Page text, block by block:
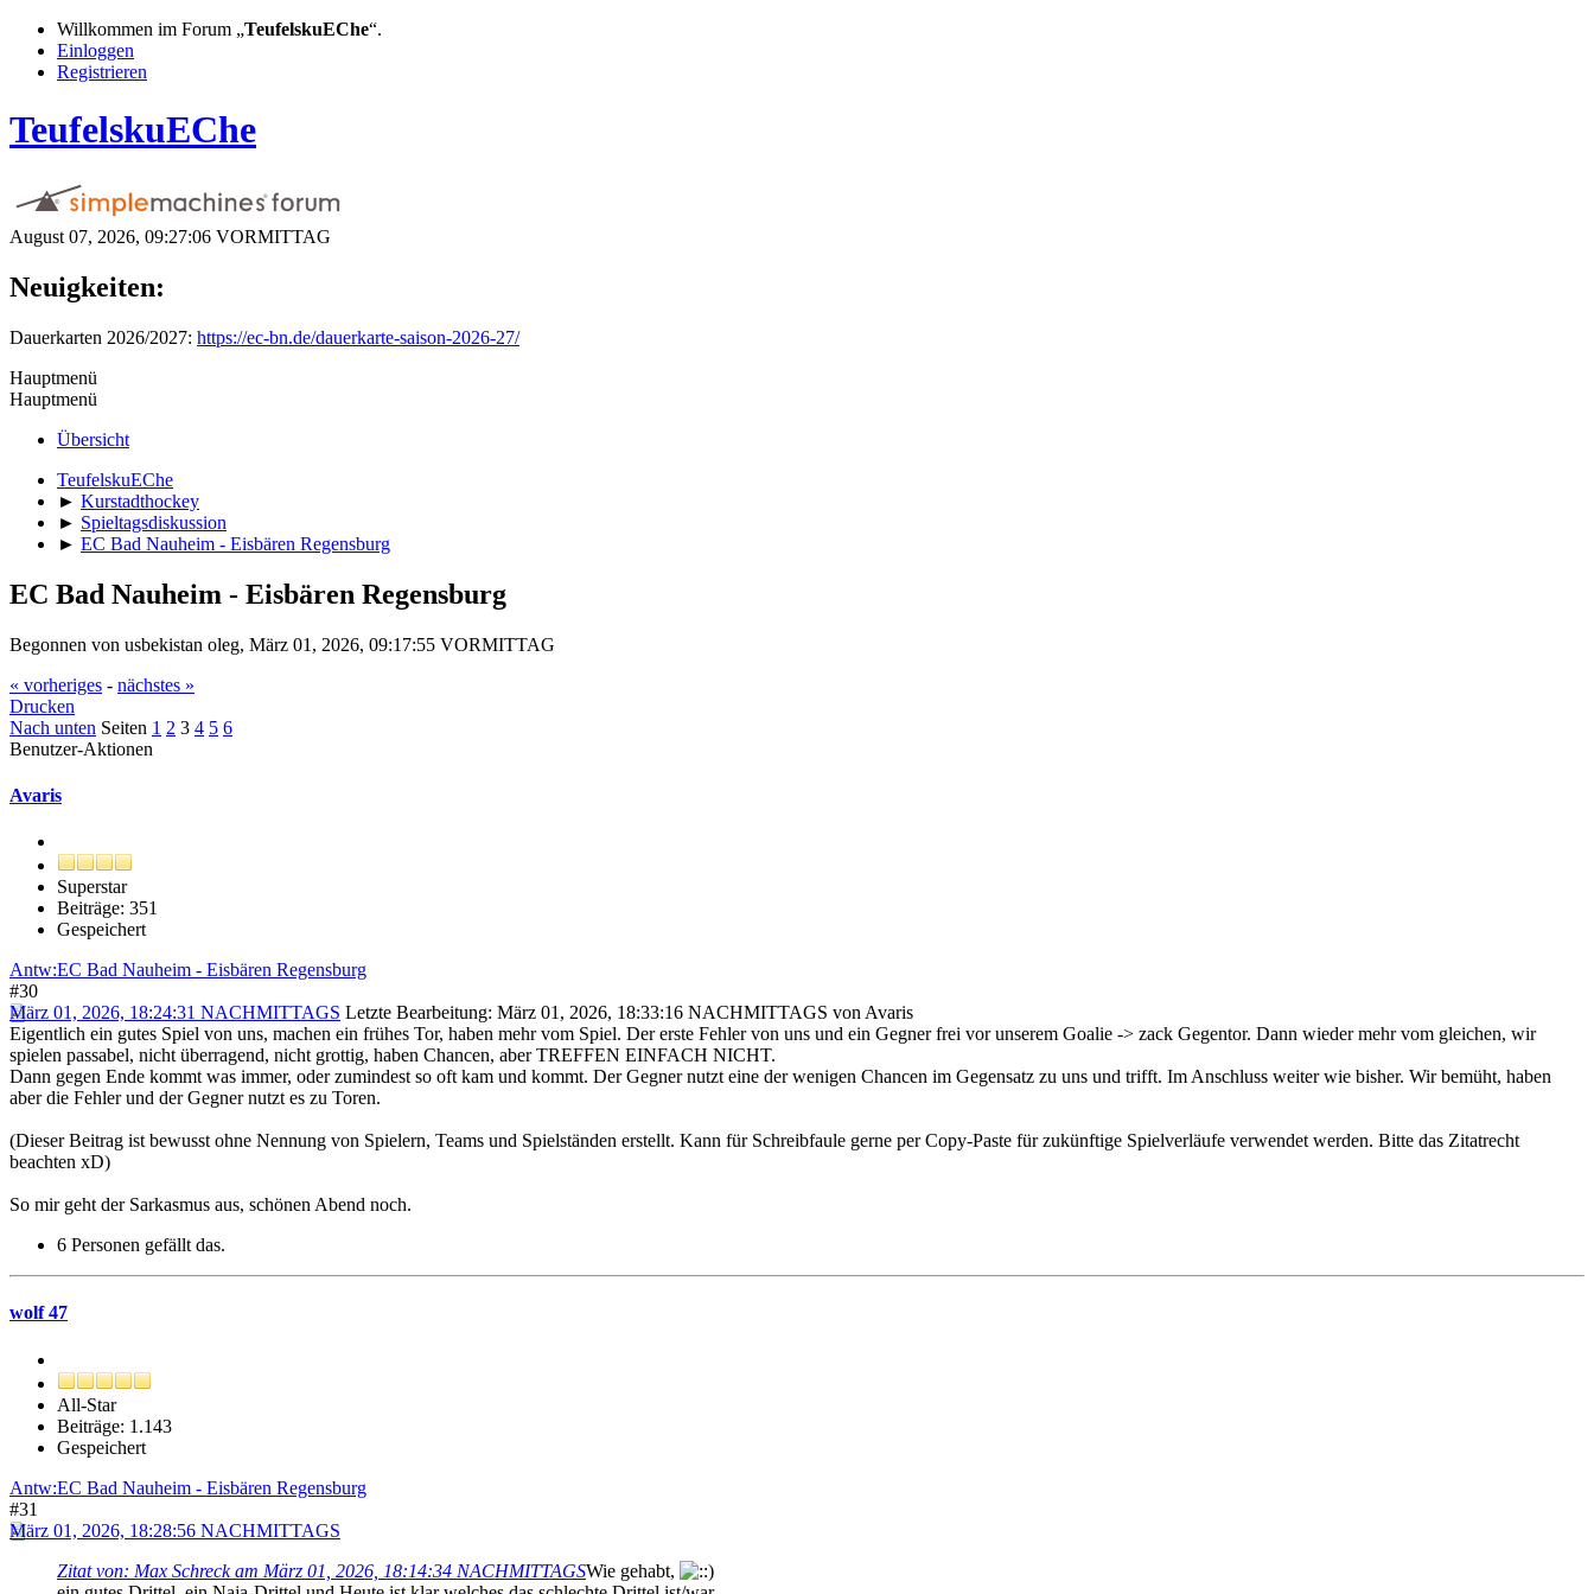
Willkommen im Forum „TeufelskuEChe“.
Einloggen
Registrieren
TeufelskuEChe
August 07, 2026, 09:27:06 VORMITTAG
Neuigkeiten:
Dauerkarten 2026/2027: https://ec-bn.de/dauerkarte-saison-2026-27/
Hauptmenü
Hauptmenü
Übersicht
TeufelskuEChe
► Kurstadthockey
► Spieltagsdiskussion
► EC Bad Nauheim - Eisbären Regensburg
EC Bad Nauheim - Eisbären Regensburg
Begonnen von usbekistan oleg, März 01, 2026, 09:17:55 VORMITTAG
« vorheriges - nächstes »
Drucken
Nach unten Seiten 1 2 3 4 5 6
Benutzer-Aktionen
Avaris
Superstar
Beiträge: 351
Gespeichert
Antw:EC Bad Nauheim - Eisbären Regensburg
#30
März 01, 2026, 18:24:31 NACHMITTAGS Letzte Bearbeitung: März 01, 2026, 18:33:16 NACHMITTAGS von Avaris
Eigentlich ein gutes Spiel von uns, machen ein frühes Tor, haben mehr vom Spiel. Der erste Fehler von uns und ein Gegner frei vor unserem Goalie -> zack Gegentor. Dann wieder mehr vom gleichen, wir
spielen passabel, nicht überragend, nicht grottig, haben Chancen, aber TREFFEN EINFACH NICHT.
Dann gegen Ende kommt was immer, oder zumindest so oft kam und kommt. Der Gegner nutzt eine der wenigen Chancen im Gegensatz zu uns und trifft. Im Anschluss weiter wie bisher. Wir bemüht, haben
aber die Fehler und der Gegner nutzt es zu Toren.
(Dieser Beitrag ist bewusst ohne Nennung von Spielern, Teams und Spielständen erstellt. Kann für Schreibfaule gerne per Copy-Paste für zukünftige Spielverläufe verwendet werden. Bitte das Zitatrecht
beachten xD)
So mir geht der Sarkasmus aus, schönen Abend noch.
6 Personen gefällt das.
wolf 47
All-Star
Beiträge: 1.143
Gespeichert
Antw:EC Bad Nauheim - Eisbären Regensburg
#31
März 01, 2026, 18:28:56 NACHMITTAGS
Zitat von: Max Schreck am März 01, 2026, 18:14:34 NACHMITTAGSWie gehabt,